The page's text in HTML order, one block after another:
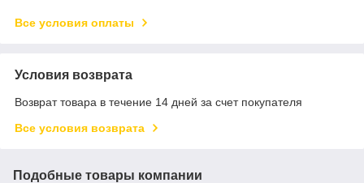
Все условия оплаты
Условия возврата
Возврат товара в течение 14 дней за счет покупателя
Все условия возврата
Подобные товары компании